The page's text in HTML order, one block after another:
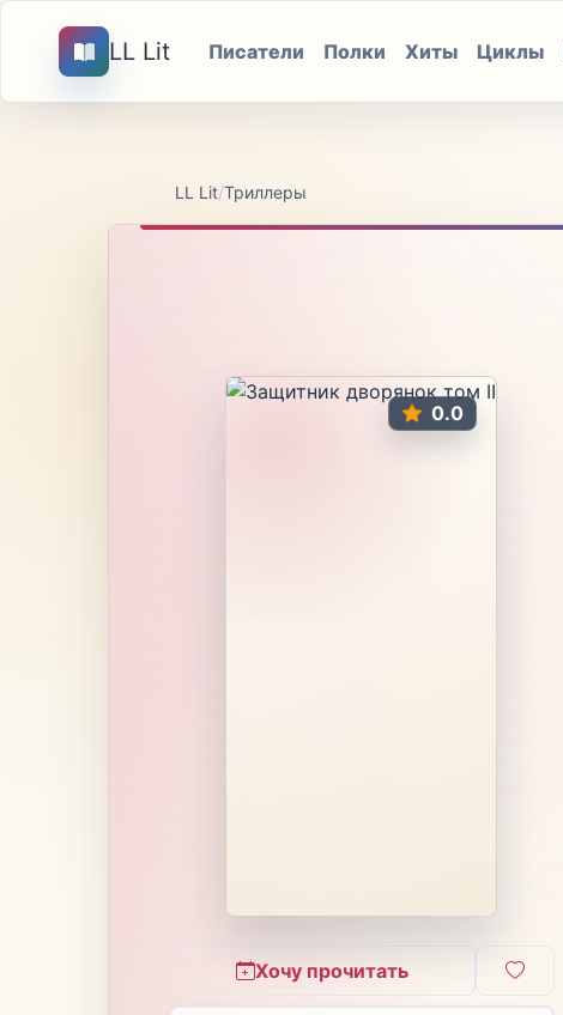
LL Lit Писатели Полки Хиты Циклы
LL Lit/Триллеры
0.0
Хочу прочитать